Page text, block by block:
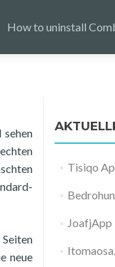
How to uninstall
neue
Tisiqo
JoafjApp